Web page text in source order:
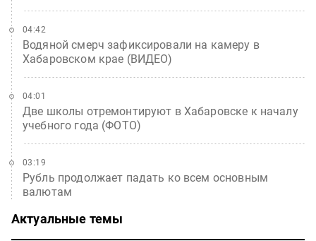
Водяной смерч зафиксировали на камеру в
Хабаровском крае (ВИДЕО)
04:42
Две школы отремонтируют в Хабаровске к началу
учебного года (ФОТО)
04:01
Рубль продолжает падать ко всем основным
валютам
03:19
Актуальные темы